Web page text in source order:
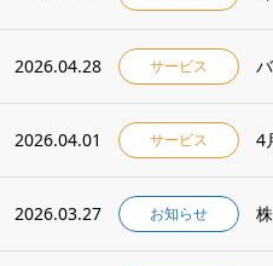
2026.04.28 サービス
2026.04.01 サービス
2026.03.27 お知らせ